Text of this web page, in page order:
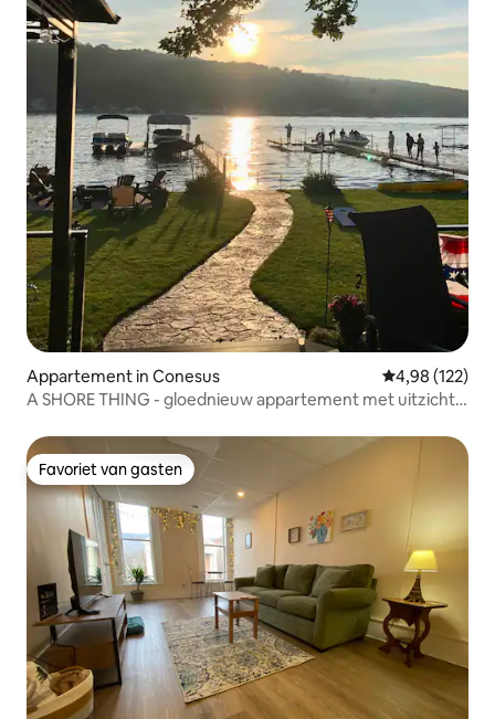
Appartement in Conesus Gemiddelde
4,98 (122)
A SHORE THING - gloednieuw appartement met uitzicht
Favoriet van gasten
Favoriet van gasten